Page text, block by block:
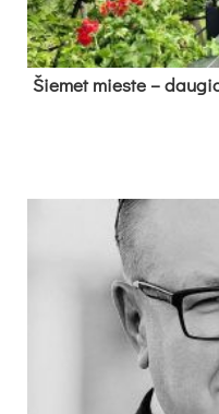
Šie­met mies­te –